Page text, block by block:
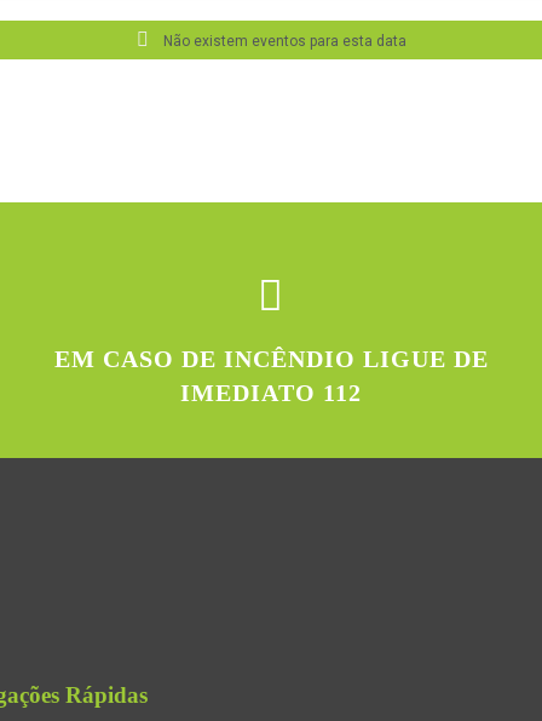
Não existem eventos para esta data
EM CASO DE INCÊNDIO LIGUE DE
IMEDIATO 112
Rápidas